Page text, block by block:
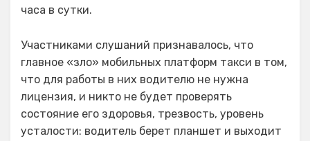
часа в сутки.
Участниками слушаний признавалось, что
главное «зло» мобильных платформ такси в том,
что для работы в них водителю не нужна
лицензия, и никто не будет проверять
состояние его здоровья, трезвость, уровень
усталости: водитель берет планшет и выходит